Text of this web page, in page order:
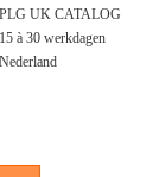
PLG UK CATALOG
15 à 30 werkdagen
Nederland